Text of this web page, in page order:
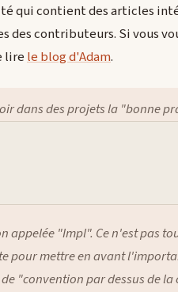
qui contient des articles
des contributeurs. Si vous
lire le blog d'Adam.
dans des projets la "bonne
appelée "Impl". Ce n'est pas
pour mettre en avant
"convention par dessus de